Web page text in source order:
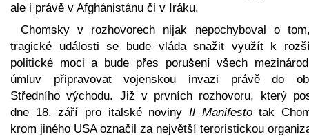
ale i právě v Afghánistánu či v Iráku.
Chomsky v rozhovorech nijak nepochyboval o
tragické události se bude vláda snažit využít k
politické moci a bude přes porušení všech
úmluv připravovat vojenskou invazi právě do
Středního východu. Již v prvních rozhovoru, který
dne 18. září pro italské noviny Il Manifestotak
krom jiného USA označil za největší teroristickou